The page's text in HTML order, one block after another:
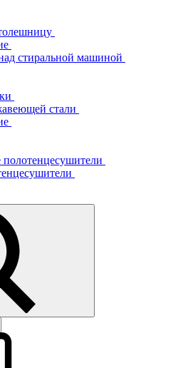
стиральной машиной
стали
полотенцесушители